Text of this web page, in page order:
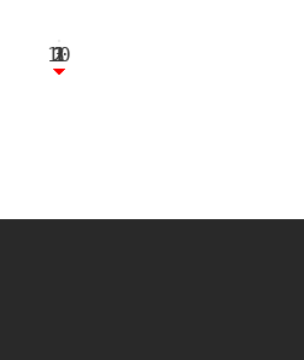
3
1
1
2
10